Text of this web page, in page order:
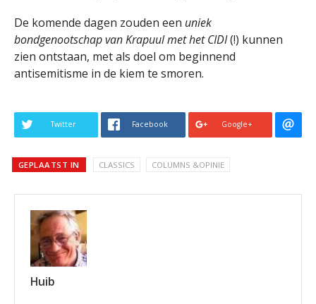
De komende dagen zouden een uniek
bondgenootschap van Krapuul met het CIDI(!) kunnen
zien ontstaan, met als doel om beginnend
antisemitisme in de kiem te smoren.
Twitter Facebook Google+
GEPLAATST IN CLASSICS COLUMNS &OPINIE
Huib